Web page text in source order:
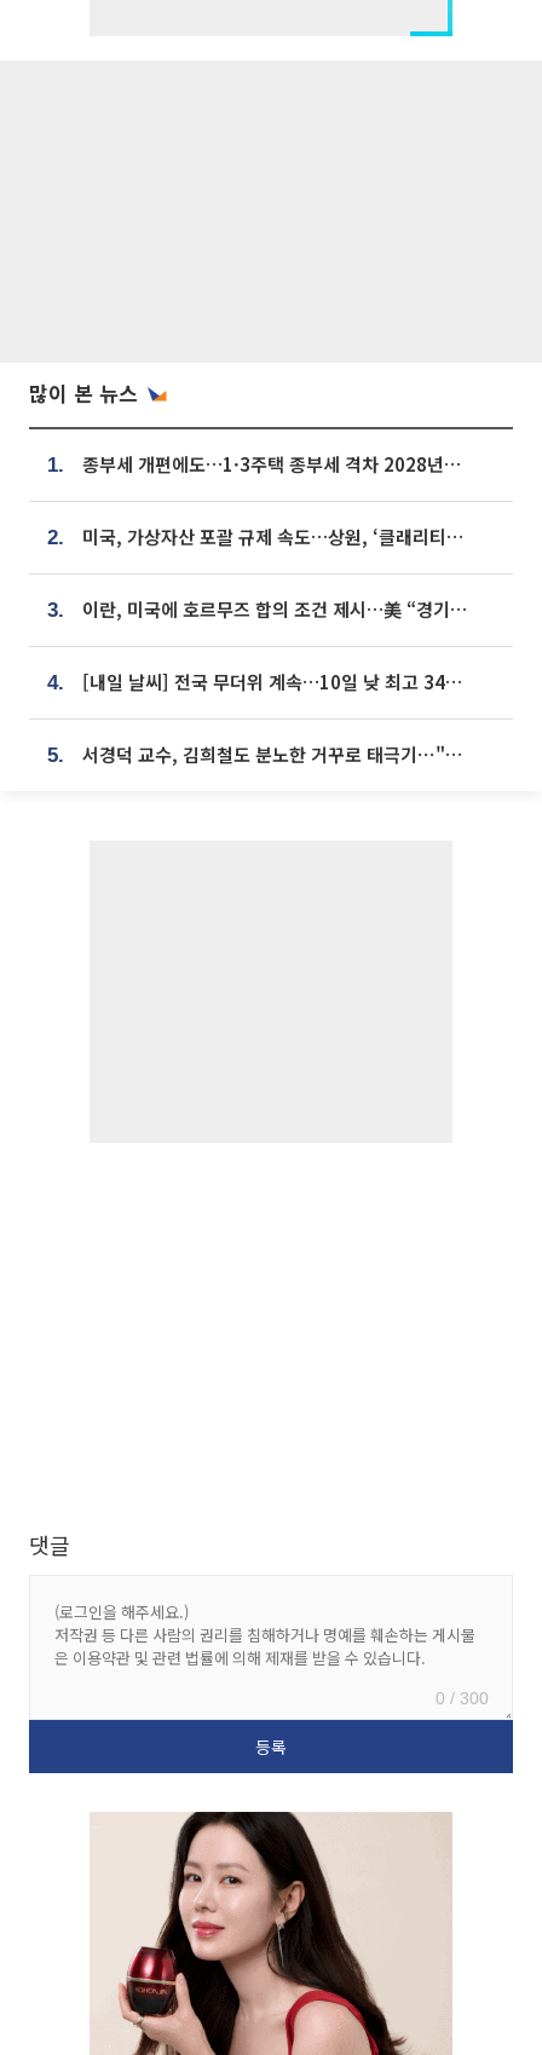
많이 본 뉴스
1. 종부세 개편에도…1·3주택 종부세 격차 2028년부터 확대
2. 미국, 가상자산 포괄 규제 속도…상원, ‘클래리티법’ 9월 절차투표 추진
3. 이란, 미국에 호르무즈 합의 조건 제시…美 “경기 아직 안 끝나” [종합]
4. [내일 날씨] 전국 무더위 계속…10일 낮 최고 34도 육박
5. 서경덕 교수, 김희철도 분노한 거꾸로 태극기⋯"엉터리는 아냐, 아쉬울 뿐"
댓글
0 / 300